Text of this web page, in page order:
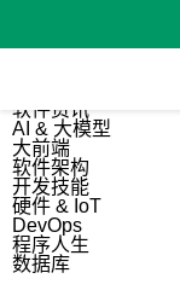
软件资讯
AI & 大模型
大前端
软件架构
开发技能
硬件 & IoT
DevOps
程序人生
数据库